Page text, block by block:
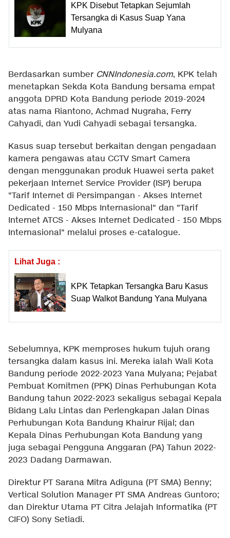
KPK Disebut Tetapkan Sejumlah
Tersangka di Kasus Suap Yana
Mulyana
Berdasarkan sumber CNNIndonesia.com, KPK telah
menetapkan Sekda Kota Bandung bersama empat
anggota DPRD Kota Bandung periode 2019-2024
atas nama Riantono, Achmad Nugraha, Ferry
Cahyadi, dan Yudi Cahyadi sebagai tersangka.
Kasus suap tersebut berkaitan dengan pengadaan
kamera pengawas atau CCTV Smart Camera
dengan menggunakan produk Huawei serta paket
pekerjaan Internet Service Provider (ISP) berupa
"Tarif Internet di Persimpangan - Akses Internet
Dedicated - 150 Mbps Internasional" dan "Tarif
Internet ATCS - Akses Internet Dedicated - 150 Mbps
Internasional" melalui proses e-catalogue.
Lihat Juga :
KPK Tetapkan Tersangka Baru Kasus
Suap Walkot Bandung Yana Mulyana
Sebelumnya, KPK memproses hukum tujuh orang
tersangka dalam kasus ini. Mereka ialah Wali Kota
Bandung periode 2022-2023 Yana Mulyana; Pejabat
Pembuat Komitmen (PPK) Dinas Perhubungan Kota
Bandung tahun 2022-2023 sekaligus sebagai Kepala
Bidang Lalu Lintas dan Perlengkapan Jalan Dinas
Perhubungan Kota Bandung Khairur Rijal; dan
Kepala Dinas Perhubungan Kota Bandung yang
juga sebagai Pengguna Anggaran (PA) Tahun 2022-
2023 Dadang Darmawan.
Direktur PT Sarana Mitra Adiguna (PT SMA) Benny;
Vertical Solution Manager PT SMA Andreas Guntoro;
dan Direktur Utama PT Citra Jelajah Informatika (PT
CIFO) Sony Setiadi.